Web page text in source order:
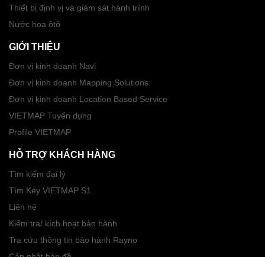
Thiết bị định vị và giám sát hành trình
Nước hoa ôtô
GIỚI THIỆU
Đơn vị kinh doanh Navi
Đơn vị kinh doanh Mapping Solutions
Đơn vị kinh doanh Location Based Service
VIETMAP Tuyển dụng
Profile VIETMAP
HỖ TRỢ KHÁCH HÀNG
Tìm kiếm đại lý
Tìm Key VIETMAP S1
Liên hệ
Kiểm tra/ kích hoạt bảo hành
Tra cứu thông tin bảo hành Rayno